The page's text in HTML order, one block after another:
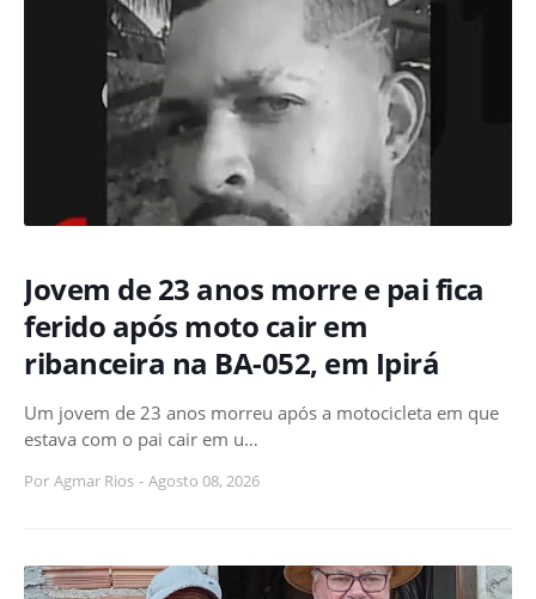
Jovem de 23 anos morre e pai fica
ferido após moto cair em
ribanceira na BA-052, em Ipirá
Um jovem de 23 anos morreu após a motocicleta em que
estava com o pai cair em u…
Por Agmar Rios - Agosto 08, 2026